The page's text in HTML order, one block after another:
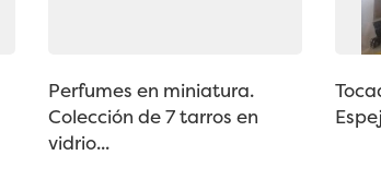
Perfumes en miniatura.
Colección de 7 tarros en
vidrio...